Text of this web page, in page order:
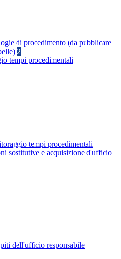
di procedimento (da pubblicare
2
tempi procedimentali
tempi procedimentali
sostitutive e acquisizione d'ufficio
dell'ufficio responsabile